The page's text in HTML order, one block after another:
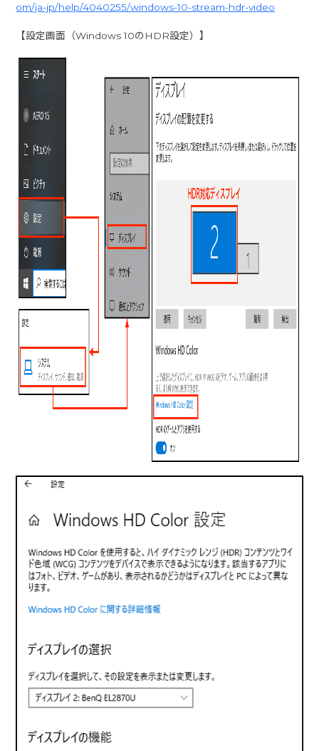
om/ja-jp/help/4040255/windows-10-stream-hdr-video
【設定画面（Windows 10のHDR設定）】